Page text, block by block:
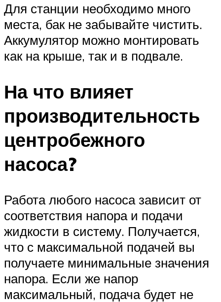
Для станции необходимо много
места, бак не забывайте чистить.
Аккумулятор можно монтировать
как на крыше, так и в подвале.
На что влияет
производительность
центробежного
насоса?
Работа любого насоса зависит от
соответствия напора и подачи
жидкости в систему. Получается,
что с максимальной подачей вы
получаете минимальные значения
напора. Если же напор
максимальный, подача будет не